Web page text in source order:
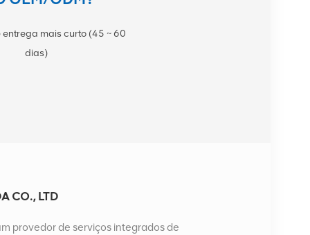
entrega mais curto (45 ~ 60
dias)
CO., LTD
provedor de serviços integrados de